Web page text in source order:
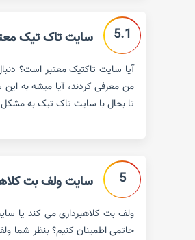
5.1 سایت تاک تیک
آیا سایت تاکتیک معتبر است؟
من معرفی کردند، آیا میشه به
تا بحال با سایت تاک تیک به
5 سایت ولف بت
ولف بت کلاهبرداری می کند یا
حاتمی اطمینان کنیم؟ بنظر شما